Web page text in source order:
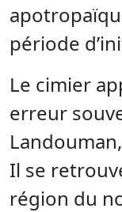
période
Le cimier
erreur
Il se
région du